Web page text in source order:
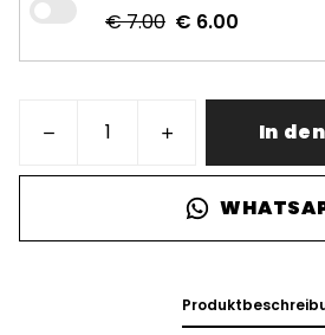
€ 7.00 € 6.00
In